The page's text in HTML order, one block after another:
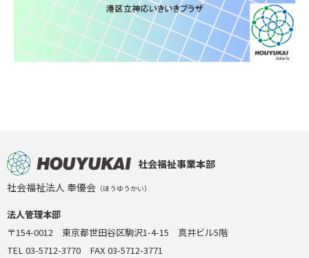
社会福祉事業本部
社会福祉法人 奉優会 （ほうゆうかい）
法人管理本部
〒154-0012 東京都世田谷区駒沢1-4-15 真井ビル5階
TEL 03-5712-3770 FAX 03-5712-3771